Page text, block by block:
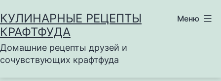
к
содержимому
КУЛИНАРНЫЕ РЕЦЕПТЫ
КРАФТФУДА
Домашние рецепты друзей и
сочувствующих крафтфуда
Меню